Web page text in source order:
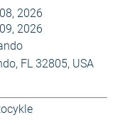
2026
2026
FL 32805, USA